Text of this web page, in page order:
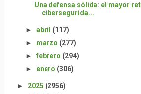
Una defensa sólida: el mayor
cibersegurida...
► abril (117)
► marzo (277)
► febrero (294)
► enero (306)
► 2025 (2956)